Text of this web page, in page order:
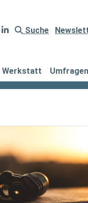
Suche
Werkstatt Umfragen